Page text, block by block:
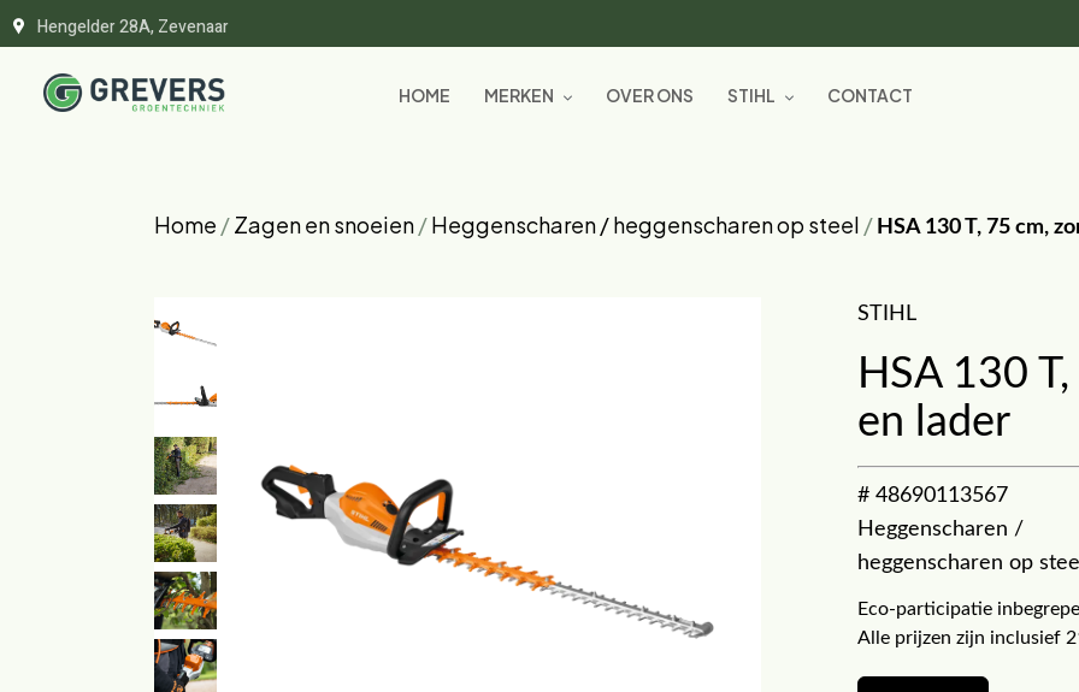
Hengelder 28A, Zevenaar
HOME MERKEN OVER ONS STIHL CONTACT
Home /Zagen en snoeien/Heggenscharen / heggenscharen op steel / HSA 130 T, 75 cm,
STIHL
HSA 130
en lader
# 48690113567
Heggenscharen /
heggenscharen op
Eco-participatie
Alle prijzen zijn inclusief